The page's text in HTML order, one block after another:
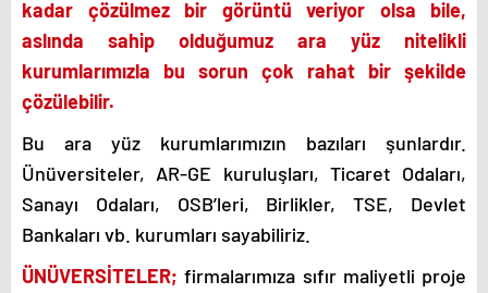
kadar çözülmez bir görüntü veriyor olsa bile,
aslında sahip olduğumuz ara yüz nitelikli
kurumlarımızla bu sorun çok rahat bir şekilde
çözülebilir.
Bu ara yüz kurumlarımızın bazıları şunlardır.
Ünüversiteler, AR-GE kuruluşları, Ticaret Odaları,
Sanayı Odaları, OSB’leri, Birlikler, TSE, Devlet
Bankaları vb. kurumları sayabiliriz.
ÜNÜVERSİTELER; firmalarımıza sıfır maliyetli proje